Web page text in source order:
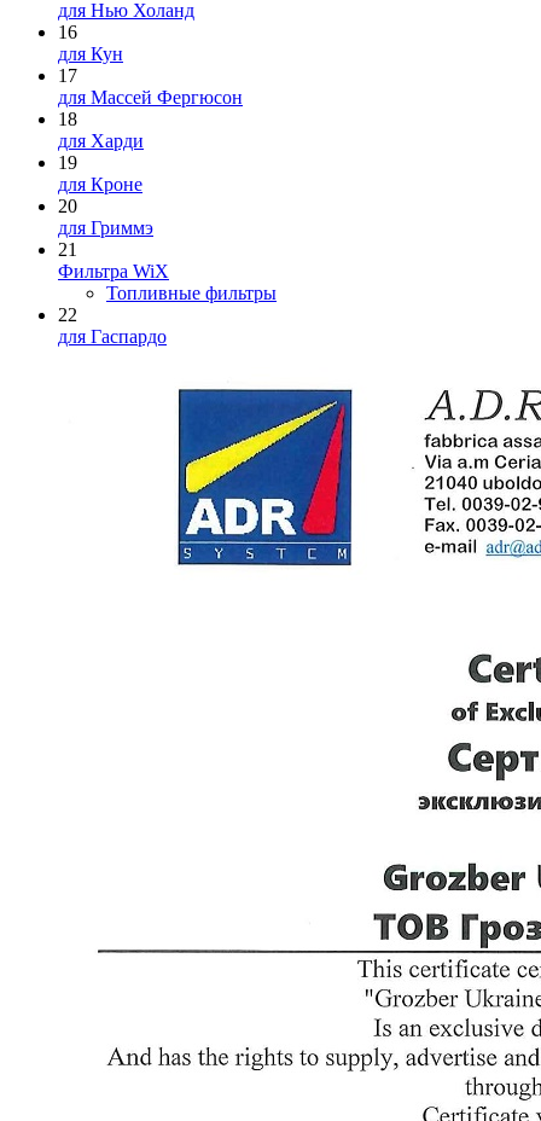
для Нью Холанд
16
для Кун
17
для Массей Фергюсон
18
для Харди
19
для Кроне
20
для Гриммэ
21
Фильтра WiX
Топливные фильтры
22
для Гаспардо